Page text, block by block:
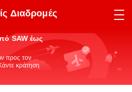
Διαδρομές
SAW έως
προς τον
κράτηση